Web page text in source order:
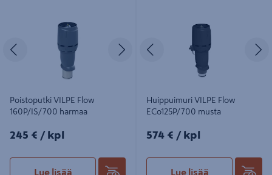
Edellinen Seuraava
Poistoputki VILPE Flow
160P/IS/700 harmaa
245€/kpl
245 € / kpl
Lue lisää
Edellinen
Huippuimuri VILPE Flow
ECo125P/700 musta
574€/kpl
574 € / kpl
Lue lisää